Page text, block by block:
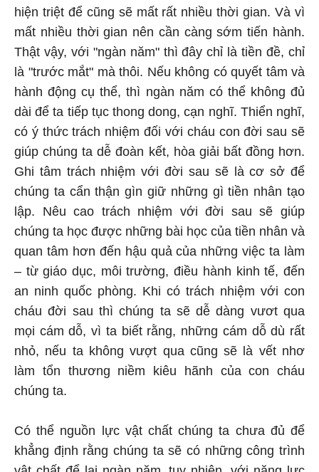
hiện triệt để cũng sẽ mất rất nhiều thời gian. Và vì
mất nhiều thời gian nên cần càng sớm tiến hành.
Thật vậy, với "ngàn năm" thì đây chỉ là tiền đề, chỉ
là "trước mắt" mà thôi. Nếu không có quyết tâm và
hành động cụ thể, thì ngàn năm có thể không đủ
dài để ta tiếp tục thong dong, cạn nghĩ. Thiển nghĩ,
có ý thức trách nhiệm đối với cháu con đời sau sẽ
giúp chúng ta dễ đoàn kết, hòa giải bất đồng hơn.
Ghi tâm trách nhiệm với đời sau sẽ là cơ sở để
chúng ta cẩn thận gìn giữ những gì tiền nhân tạo
lập. Nêu cao trách nhiệm với đời sau sẽ giúp
chúng ta học được những bài học của tiền nhân và
quan tâm hơn đến hậu quả của những việc ta làm
– từ giáo dục, môi trường, điều hành kinh tế, đến
an ninh quốc phòng. Khi có trách nhiệm với con
cháu đời sau thì chúng ta sẽ dễ dàng vươt qua
mọi cám dỗ, vì ta biết rằng, những cám dỗ dù rất
nhỏ, nếu ta không vượt qua cũng sẽ là vết nhơ
làm tổn thương niềm kiêu hãnh của con cháu
chúng ta.
Có thể nguồn lực vật chất chúng ta chưa đủ để
khẳng định rằng chúng ta sẽ có những công trình